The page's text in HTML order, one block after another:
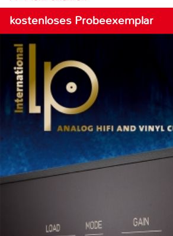
kostenloses Probeexemplar